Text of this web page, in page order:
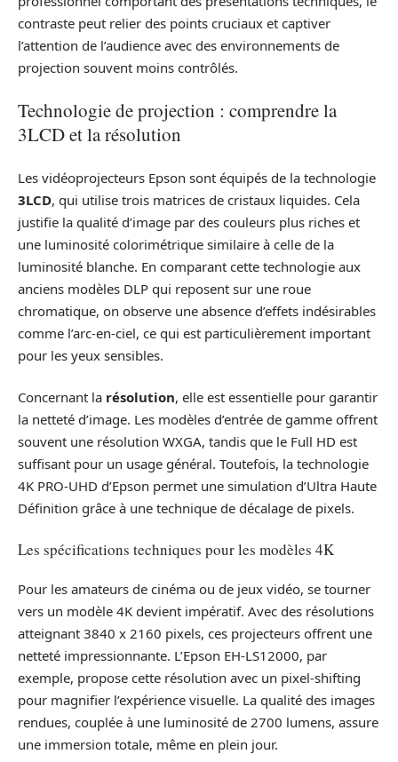
contraste peut relier des points cruciaux et captiver
l’attention de l’audience avec des environnements de
projection souvent moins contrôlés.
Technologie de projection : comprendre la
3LCD et la résolution
Les vidéoprojecteurs Epson sont équipés de la technologie
3LCD, qui utilise trois matrices de cristaux liquides. Cela
justifie la qualité d’image par des couleurs plus riches et
une luminosité colorimétrique similaire à celle de la
luminosité blanche. En comparant cette technologie aux
anciens modèles DLP qui reposent sur une roue
chromatique, on observe une absence d’effets indésirables
comme l’arc-en-ciel, ce qui est particulièrement important
pour les yeux sensibles.
Concernant la résolution, elle est essentielle pour garantir
la netteté d’image. Les modèles d’entrée de gamme offrent
souvent une résolution WXGA, tandis que le Full HD est
suffisant pour un usage général. Toutefois, la technologie
4K PRO-UHD d’Epson permet une simulation d’Ultra Haute
Définition grâce à une technique de décalage de pixels.
Les spécifications techniques pour les modèles 4K
Pour les amateurs de cinéma ou de jeux vidéo, se tourner
vers un modèle 4K devient impératif. Avec des résolutions
atteignant 3840 x 2160 pixels, ces projecteurs offrent une
netteté impressionnante. L’Epson EH-LS12000, par
exemple, propose cette résolution avec un pixel-shifting
pour magnifier l’expérience visuelle. La qualité des images
rendues, couplée à une luminosité de 2700 lumens, assure
une immersion totale, même en plein jour.